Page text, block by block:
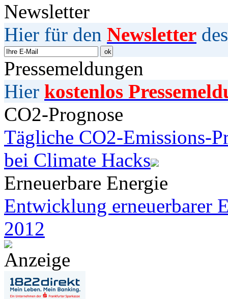
Newsletter
Hier für den Newsletter
Pressemeldungen
Hier kostenlos
CO2-Prognose
Tägliche CO2-Emissions-
bei Climate Hacks
Erneuerbare Energie
Entwicklung erneuerbarer
2012
Anzeige